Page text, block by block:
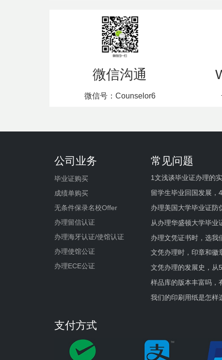
微信沟通
微信号：Counselor6
公司业务
毕业证购买
成绩单购买
无条件保录名校Offer
办理留信认证
办理海牙认证/使馆认证
办理使馆公证
办理ECE公证
常见问题
1文浅谈毕业证办理的
留学生毕业回国发展，
办理美国大学毕业证防
从办理华盛顿大学毕业
办理文凭证书时，选我
文凭办理时，印章和徽
文凭办理的发展史，从
样品库的版本丰富吗，
我们的印刷用纸是怎样
支付方式